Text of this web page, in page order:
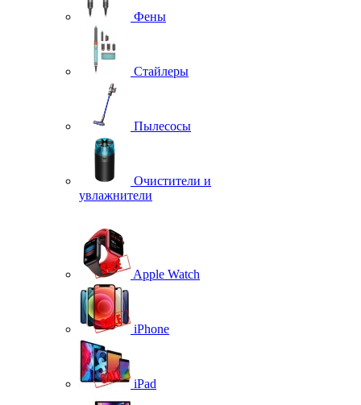
Фены
Стайлеры
Пылесосы
Очистители и
увлажнители
Apple Watch
iPhone
iPad